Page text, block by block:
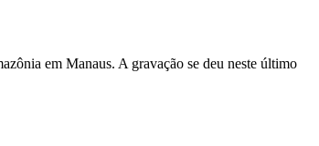
em Manaus. A gravação se deu neste último